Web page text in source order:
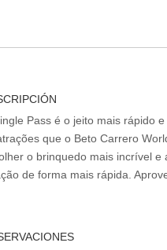
Pass é o jeito mais rápido
que o Beto Carrero
o brinquedo mais incrível
de forma mais rápida.